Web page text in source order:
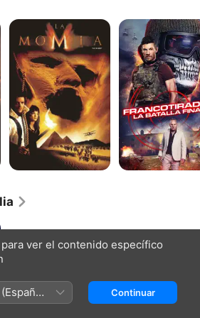
La
momia
Francotirador:
La
batalla
final
ver el contenido específico
Continuar